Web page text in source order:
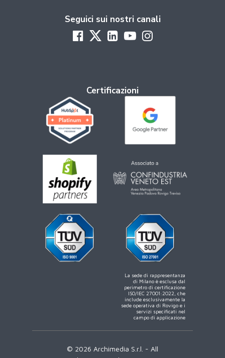
Seguici sui nostri canali
Certificazioni
La sede di rappresentanza
di Milano è esclusa dal
perimetro di certificazione
ISO/IEC 27001:2022, che
include esclusivamente la
sede operativa di Rovigo e i
servizi specificati nel
campo di applicazione
© 2026 Archimedia S.r.l. - All